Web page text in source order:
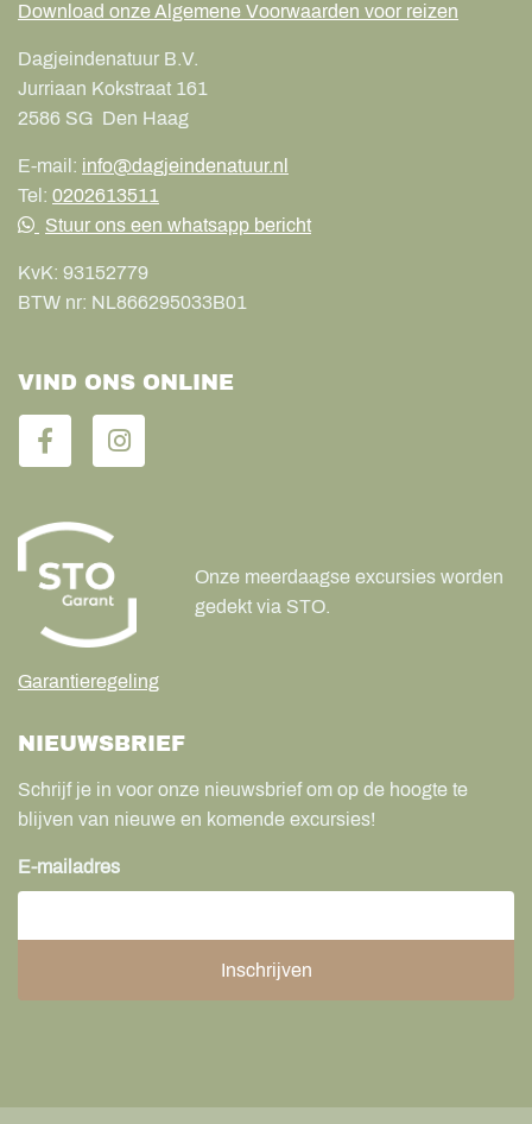
Download onze Algemene Voorwaarden voor reizen
Dagjeindenatuur B.V.
Jurriaan Kokstraat 161
2586 SG Den Haag
E-mail: info@dagjeindenatuur.nl
Tel: 0202613511
Stuur ons een whatsapp bericht
KvK: 93152779
BTW nr: NL866295033B01
VIND ONS ONLINE
Garantieregeling
Onze meerdaagse excursies worden
gedekt via STO.
NIEUWSBRIEF
Schrijf je in voor onze nieuwsbrief om op de hoogte te
blijven van nieuwe en komende excursies!
E-mailadres